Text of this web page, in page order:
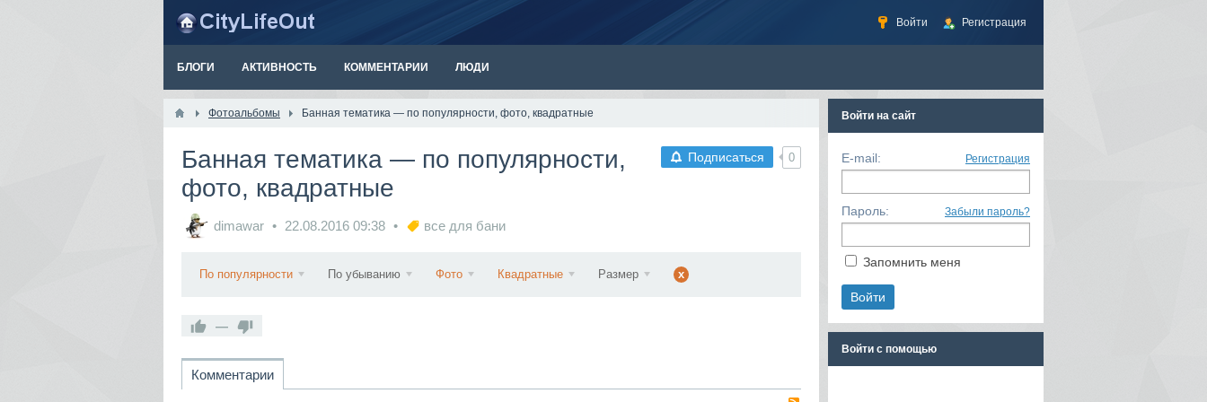
Войти Регистрация
БЛОГИ АКТИВНОСТЬ КОММЕНТАРИИ ЛЮДИ
Фотоальбомы Банная тематика — по популярности, фото, квадратные
Подписаться 0
Банная тематика — по популярности,
фото, квадратные
dimawar 22.08.2016 09:38 все для бани
По популярности По убыванию Фото Квадратные Размер x
—
Комментарии
Войти на сайт
E-mail: Регистрация
Пароль: Забыли пароль?
Запомнить меня
Войти с помощью